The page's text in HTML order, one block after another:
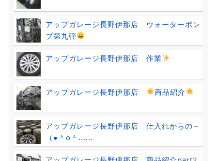
アップガレージ長野伊那店 ウォーターポン
プ第九弾
アップガレージ長野伊那店 作業
アップガレージ長野伊那店 商品紹介
アップガレージ長野伊那店 仕入れからの～
（●＾o＾......